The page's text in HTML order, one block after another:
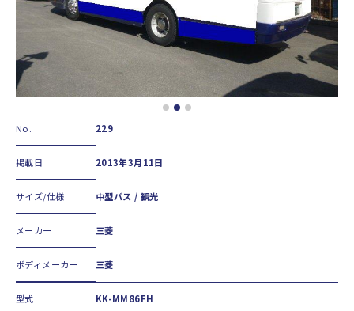
No. 229
掲載日 2013年3月11日
サイズ/仕様 中型バス / 観光
メーカー 三菱
ボディメーカー 三菱
型式 KK-MM86FH